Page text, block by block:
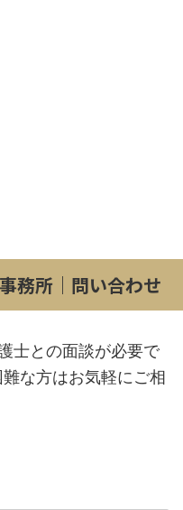
務所｜問い合わせ
士との面談が必要で
な方はお気軽にご相